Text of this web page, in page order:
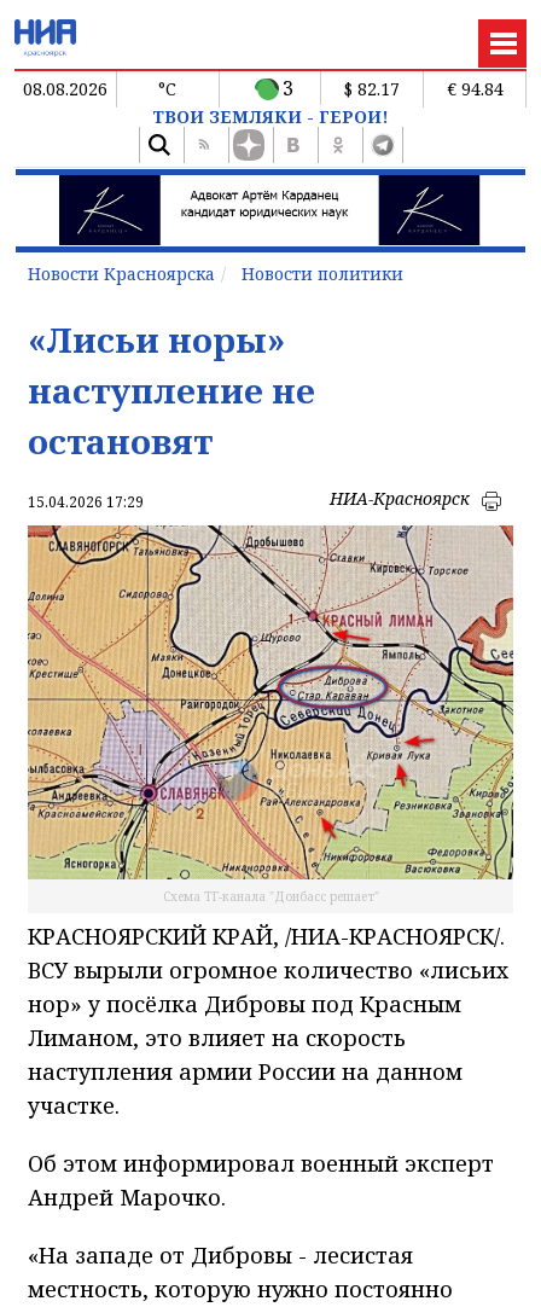
08.08.2026 °C 3 $ 82.17
€ 94.84
ТВОИ ЗЕМЛЯКИ - ГЕРОИ!
Новости Красноярска Новости политики
«Лисьи норы»
наступление не
остановят
15.04.2026 17:29 НИА-Красноярск
Схема ТГ-канала "Донбасс решает"
КРАСНОЯРСКИЙ КРАЙ, /НИА-КРАСНОЯРСК/.
ВСУ вырыли огромное количество «лисьих
нор» у посёлка Дибровы под Красным
Лиманом, это влияет на скорость
наступления армии России на данном
участке.
Об этом информировал военный эксперт
Андрей Марочко.
«На западе от Дибровы - лесистая
местность, которую нужно постоянно